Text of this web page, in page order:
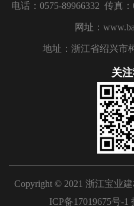
电话：0575-89966332 传真：
网址：
地址：浙江省绍兴市
关
Copyright © 2021 浙江宝业
ICP备17019675号-1